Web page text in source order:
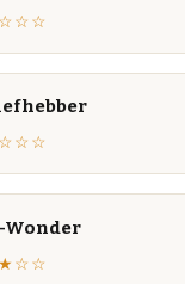
Wonder